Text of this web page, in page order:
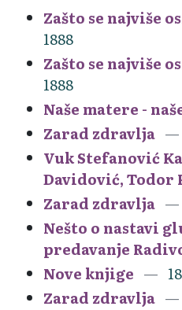
Zašto se najviše
1888
Zašto se najviše
1888
Naše matere -
Zarad zdravlja
Vuk Stefanović
Davidović, Todor
Zarad zdravlja
Nešto o nastavi
predavanje
Nove knjige
Zarad zdravlja